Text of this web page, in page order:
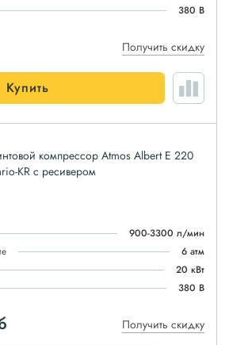
380 В
Получить скидку
Купить
компрессор Atmos Albert E 220
KR с ресивером
900-3300 л/мин
6 атм
20 кВт
380 В
Получить скидку